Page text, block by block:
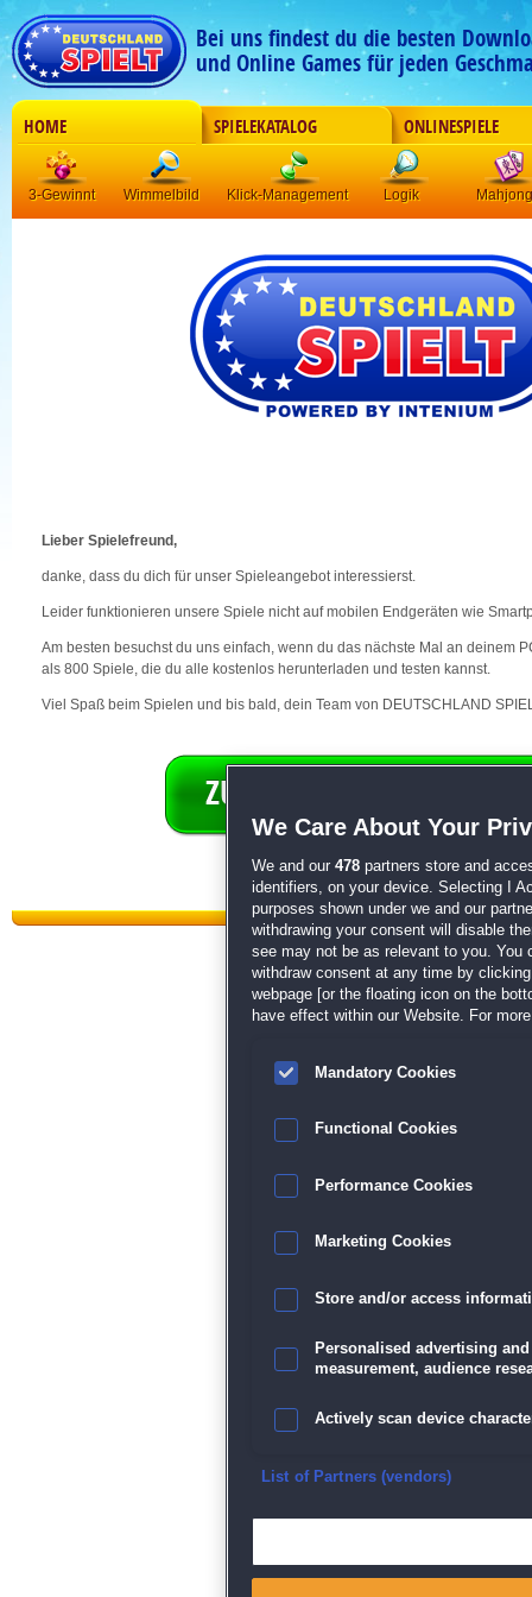
Bei uns findest du die besten
und Online Games für jeden
HOME SPIELEKATALOG ONLINESPIELE
3-Gewinnt Wimmelbild Klick-Management Logik Mahjong
Lieber Spielefreund,
danke, dass du dich für unser Spieleangebot interessierst.
Leider funktionieren unsere Spiele nicht auf mobilen Endgeräten wie
Am besten besuchst du uns einfach, wenn du das nächste Mal an deinem
als 800 Spiele, die du alle kostenlos herunterladen und testen kannst.
Viel Spaß beim Spielen und bis bald, dein Team von DEUTSCHLAND
Datenschutz| AGB|Impressum
We Care About Your
We and our 478 partners store and
identifiers, on your device. Selecting I
purposes shown under we and our
withdrawing your consent will disable
see may not be as relevant to you. You
withdraw consent at any time by
webpage [or the floating icon on the
have effect within our Website. For
Mandatory Cookies
Functional Cookies
Performance Cookies
Marketing Cookies
Store and/or access
Personalised advertising
measurement, audience
Actively scan device
Ensure security, prevent
List of Partners (vendors)